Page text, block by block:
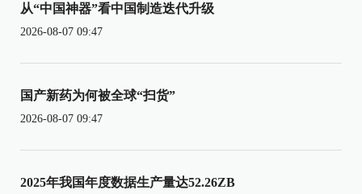
从“中国神器”看中国制造迭代升级
2026-08-07 09:47
国产新药为何被全球“扫货”
2026-08-07 09:47
2025年我国年度数据生产量达52.26ZB